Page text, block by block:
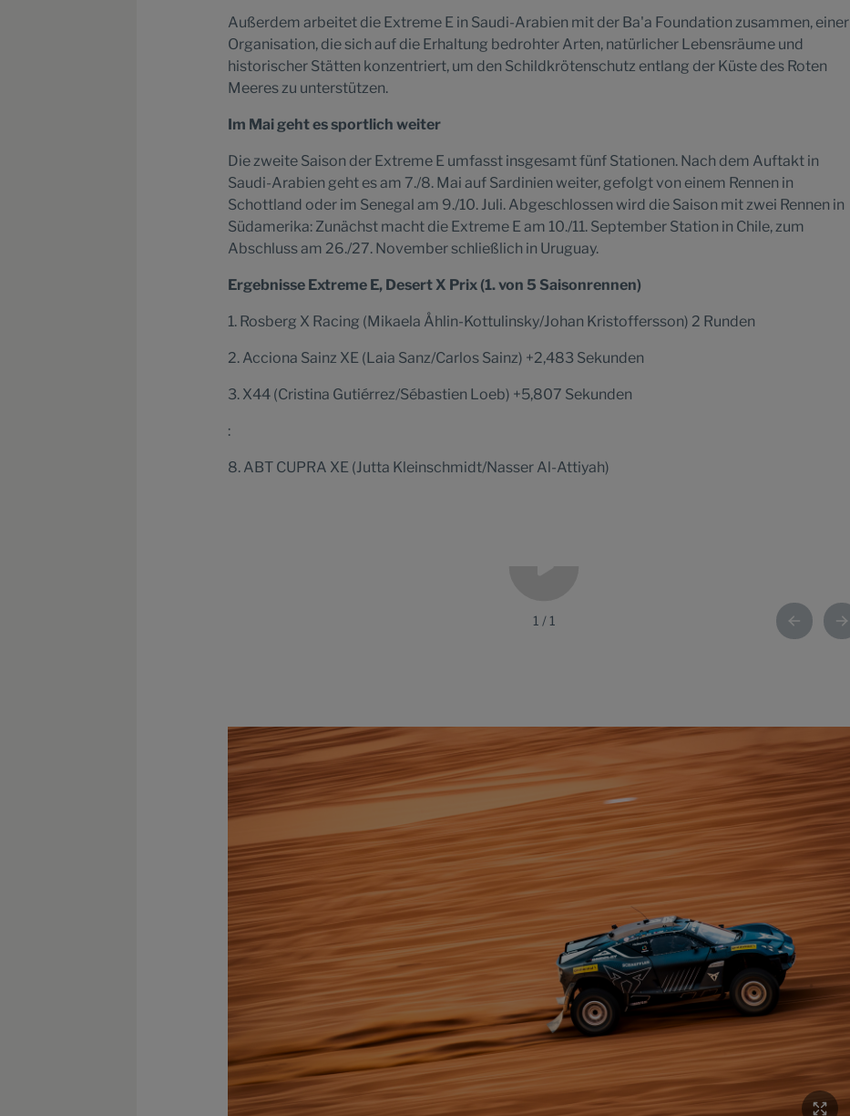
Außerdem arbeitet die Extreme E in Saudi-Arabien mit der Ba'a Foundation zusammen, einer
Organisation, die sich auf die Erhaltung bedrohter Arten, natürlicher Lebensräume und
historischer Stätten konzentriert, um den Schildkrötenschutz entlang der Küste des Roten
Meeres zu unterstützen.
Im Mai geht es sportlich weiter
Die zweite Saison der Extreme E umfasst insgesamt fünf Stationen. Nach dem Auftakt in
Saudi-Arabien geht es am 7./8. Mai auf Sardinien weiter, gefolgt von einem Rennen in
Schottland oder im Senegal am 9./10. Juli. Abgeschlossen wird die Saison mit zwei Rennen in
Südamerika: Zunächst macht die Extreme E am 10./11. September Station in Chile, zum
Abschluss am 26./27. November schließlich in Uruguay.
Ergebnisse Extreme E, Desert X Prix (1. von 5 Saisonrennen)
1. Rosberg X Racing (Mikaela Åhlin-Kottulinsky/Johan Kristoffersson) 2 Runden
2. Acciona Sainz XE (Laia Sanz/Carlos Sainz) +2,483 Sekunden
3. X44 (Cristina Gutiérrez/Sébastien Loeb) +5,807 Sekunden
:
8. ABT CUPRA XE (Jutta Kleinschmidt/Nasser Al-Attiyah)
1 / 1